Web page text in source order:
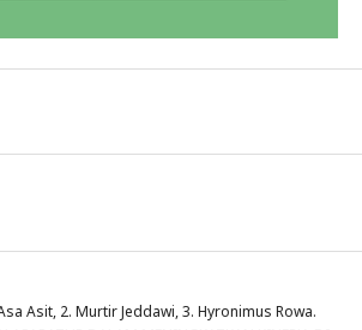
Asit, 2. Murtir Jeddawi, 3. Hyronimus Rowa.